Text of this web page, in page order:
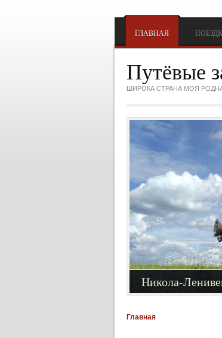
ГЛАВНАЯ
Путёвые
ШИРОКА СТРАНА МОЯ
Никола-
Главная